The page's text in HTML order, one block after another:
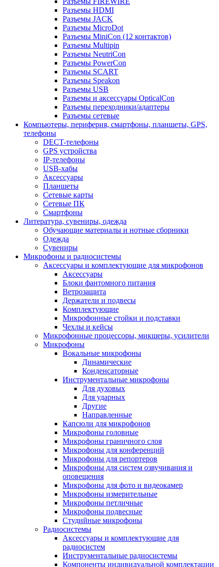
Разъемы HDMI
Разъемы JACK
Разъемы MicroDot
Разъемы MiniCon (12 контактов)
Разъемы Multipin
Разъемы NeutriCon
Разъемы PowerCon
Разъемы SCART
Разъемы Speakon
Разъемы USB
Разъемы и аксессуары OpticalCon
Разъемы переходники/адаптеры
Разъемы сетевые
Компьютеры, периферия, смартфоны, планшеты, GPS,
телефоны
DECT-телефоны
GPS устройства
IP-телефоны
USB-хабы
Аксессуары
Планшеты
Сетевые карты
Сетевые ПК
Смартфоны
Литература, сувениры, одежда
Обучающие материалы и нотные сборники
Одежда
Сувениры
Микрофоны и радиосистемы
Аксессуары и комплектующие для микрофонов
Аксессуары
Блоки фантомного питания
Ветрозащита
Держатели и подвесы
Комплектующие
Микрофонные стойки и подставки
Чехлы и кейсы
Микрофонные процессоры, микшеры, усилители
Микрофоны
Вокальные микрофоны
Динамические
Конденсаторные
Инструментальные микрофоны
Для духовых
Для ударных
Другие
Направленные
Капсюли для микрофонов
Микрофоны головные
Микрофоны граничного слоя
Микрофоны для конференций
Микрофоны для репортеров
Микрофоны для систем озвучивания и
оповещения
Микрофоны для фото и видеокамер
Микрофоны измерительные
Микрофоны петличные
Микрофоны подвесные
Студийные микрофоны
Радиосистемы
Аксессуары и комплектующие для
радиосистем
Инструментальные радиосистемы
Компоненты индивидуальной комплектации